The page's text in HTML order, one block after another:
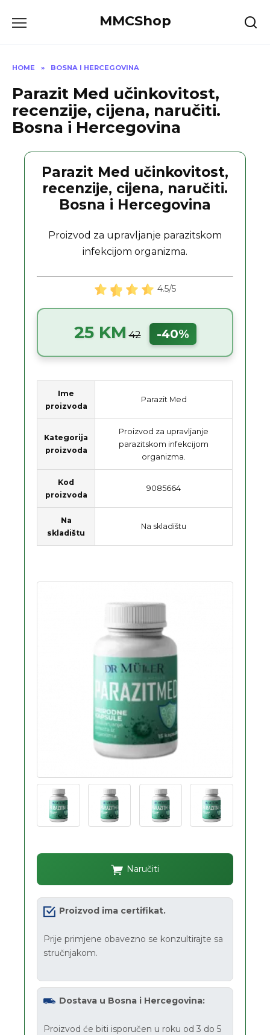
MMCShop
HOME » BOSNA I HERCEGOVINA
Parazit Med učinkovitost,
recenzije, cijena, naručiti.
Bosna i Hercegovina
Parazit Med učinkovitost,
recenzije, cijena, naručiti.
Bosna i Hercegovina
Proizvod za upravljanje parazitskom
infekcijom organizma.
4.5/5
25 KM 42 -40%
Ime
proizvoda
Parazit Med
Kategorija
proizvoda
Proizvod za upravljanje
parazitskom infekcijom
organizma.
Kod
proizvoda
9085664
Na
skladištu
Na skladištu
Naručiti
Proizvod ima certifikat.
Prije primjene obavezno se konzultirajte sa
stručnjakom.
Dostava u Bosna i Hercegovina:
Proizvod će biti isporučen u roku od 3 do 5